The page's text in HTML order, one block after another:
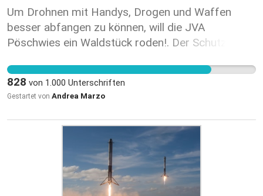
Um Drohnen mit Handys, Drogen und Waffen
besser abfangen zu können, will die JVA
Pöschwies ein Waldstück roden!. Der Schutz und
grösster Bedeutung. Darüber hinaus entstehen
durch die Vernachlässigung dieser Verantwortung
Gründen nicht sinnvoll.. Vielen Dank fürs Teilen und
828 von 1.000 Unterschriften
Gestartet von Andrea Marzo